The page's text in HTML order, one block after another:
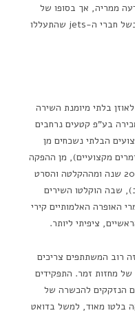
ממריה, אך בסופו של
דבר היא בוחרת למסור הודעה שקרית בשל חברי ה-jets שהתעללו
בלתי מיומנת השירה
בע"פ קטעים נרחבים
הבלתי נשכחים מן
מקצועיים), מן ההפקה
המקורית שיש לי בתקליט כבר יותר מ-20 שנה ומההקלטה והסרט
שבה הוקלטו השירים
האופרה האלמותיים קירי
ציפיתי ליותר.
רוב המשתתפים צריכים
מחזות זמר. התפקידים
הנזקקים להכשרה של
בלטו מאוד, למשל בדואט